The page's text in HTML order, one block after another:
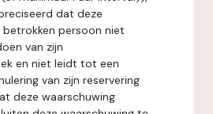
dat deze
persoon niet
van zijn
en niet leidt tot een
van zijn reservering
deze waarschuwing